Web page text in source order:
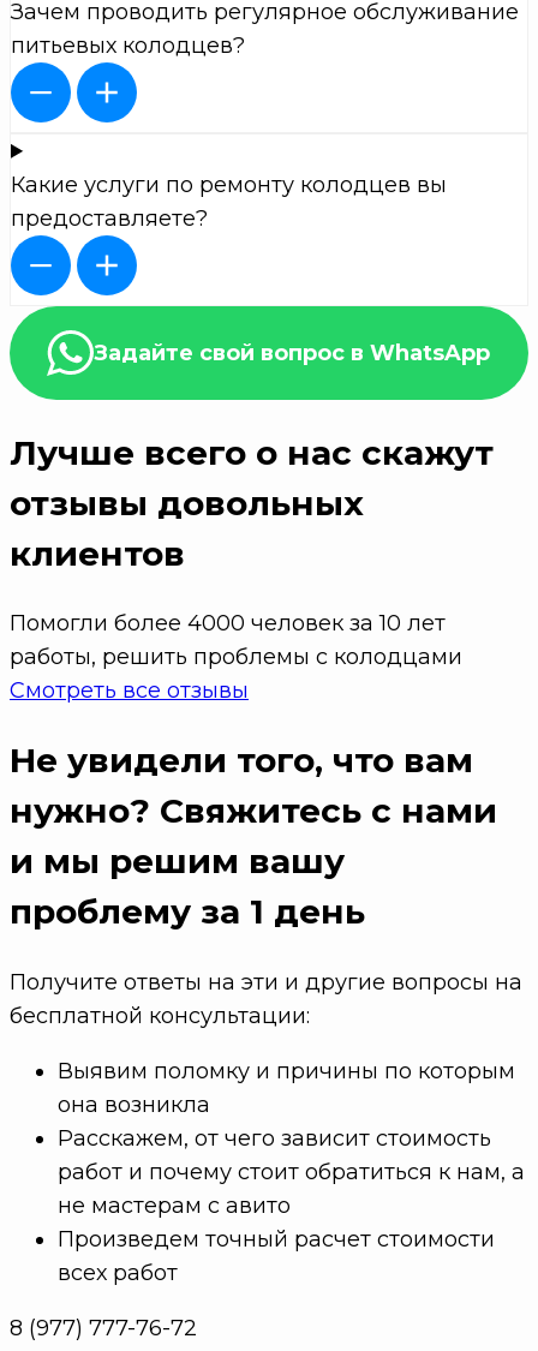
Зачем проводить регулярное обслуживание
питьевых колодцев?
Какие услуги по ремонту колодцев вы
предоставляете?
Задайте свой вопрос в WhatsApp
Лучше всего о нас скажут
отзывы довольных
клиентов
Помогли более 4000 человек за 10 лет
работы, решить проблемы с колодцами
Смотреть все отзывы
Не увидели того, что вам
нужно? Свяжитесь с нами
и мы решим вашу
проблему за 1 день
Получите ответы на эти и другие вопросы на
бесплатной консультации:
Выявим поломку и причины по которым
она возникла
Расскажем, от чего зависит стоимость
работ и почему стоит обратиться к нам, а
не мастерам с авито
Произведем точный расчет стоимости
всех работ
8 (977) 777-76-72